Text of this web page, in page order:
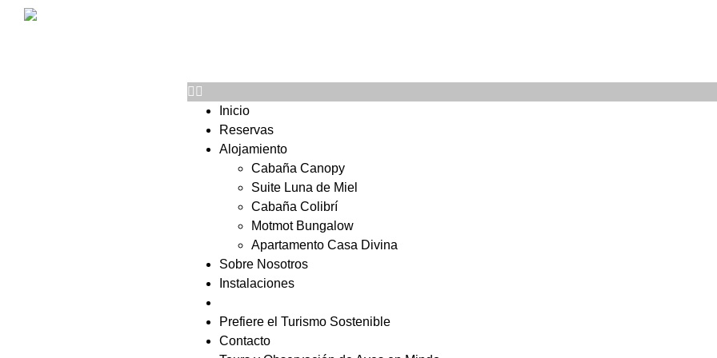
Inicio
Reservas
Alojamiento
Cabaña Canopy
Suite Luna de Miel
Cabaña Colibrí
Motmot Bungalow
Apartamento Casa Divina
Sobre Nosotros
Instalaciones
Prefiere el Turismo Sostenible
Contacto